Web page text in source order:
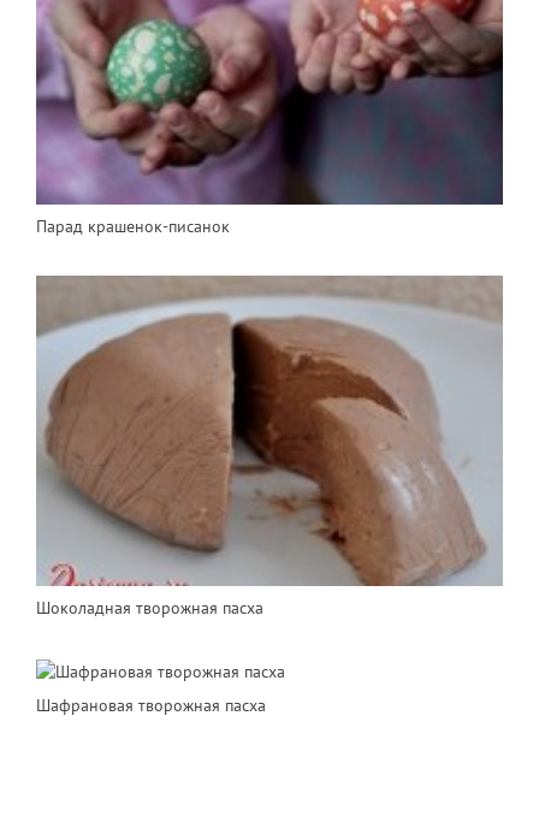
Парад крашенок-писанок
Шоколадная творожная пасха
Шафрановая творожная пасха